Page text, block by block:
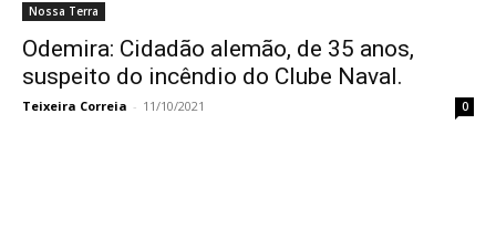
Nossa Terra
Odemira: Cidadão alemão, de 35 anos,
suspeito do incêndio do Clube Naval.
Teixeira Correia - 11/10/2021 0